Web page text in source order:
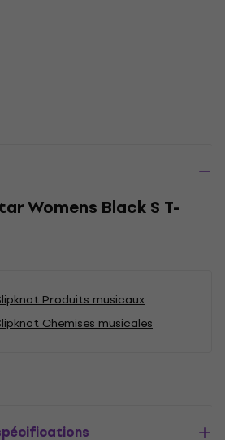
Womens Black S T-
Produits musicaux
Chemises musicales